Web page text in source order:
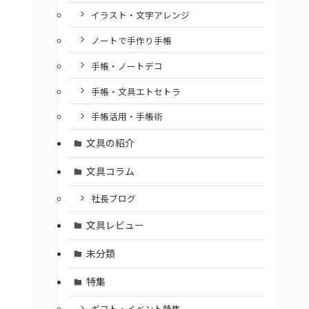
イラスト・文字アレンジ
ノートで手作り手帳
手帳・ノートデコ
手帳・文具エトセトラ
手帳活用・手帳術
文具の紹介
文具コラム
社長ブログ
文具レビュー
未分類
特集